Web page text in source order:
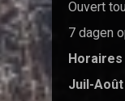
Ouvert
7 dagen
Horaires
Juil-Août